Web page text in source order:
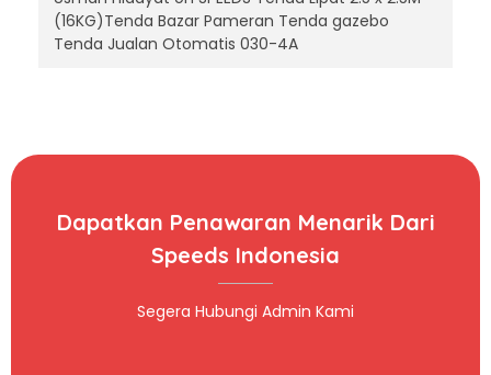
(16KG)Tenda Bazar Pameran Tenda gazebo
Tenda Jualan Otomatis 030-4A
Dapatkan Penawaran Menarik Dari
Speeds Indonesia
Segera Hubungi Admin Kami